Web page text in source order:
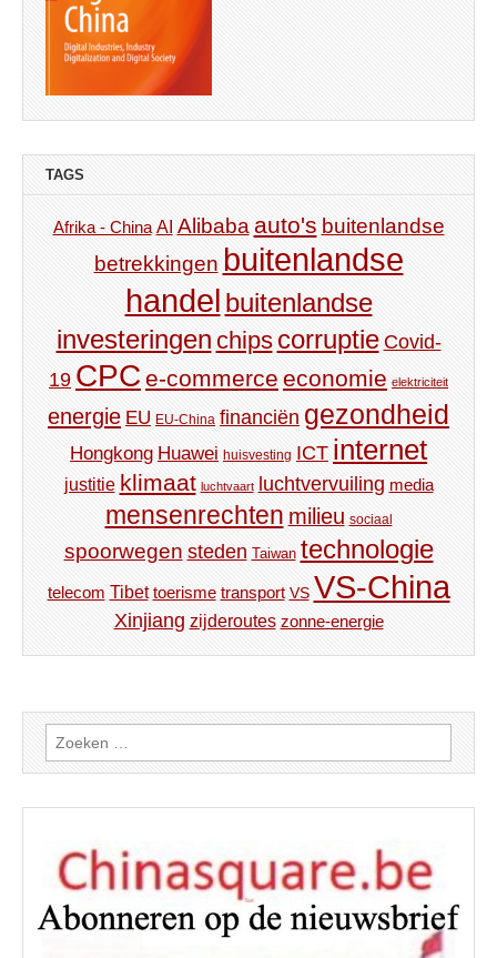
TAGS
Afrika - China AI Alibaba auto's buitenlandse
betrekkingen buitenlandse
handel buitenlandse
investeringen chips corruptie Covid-
19 CPC e-commerce economie elektriciteit
energie EU EU-China financiën gezondheid
Hongkong Huawei huisvesting ICT internet
justitie klimaat luchtvaart luchtvervuiling media
mensenrechten milieu sociaal
spoorwegen steden Taiwan technologie
telecom Tibet toerisme transport VS VS-China
Xinjiang zijderoutes zonne-energie
Zoeken
naar: